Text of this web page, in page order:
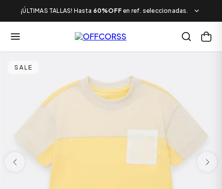
¡ÚLTIMAS TALLAS! Hasta 60%OFF en ref. seleccionadas.
SALE